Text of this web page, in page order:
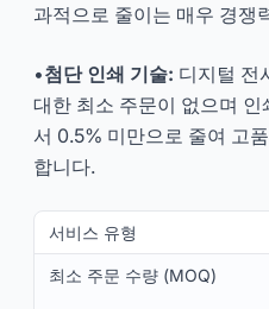
과적으로 줄이는 매우 경쟁
•첨단 인쇄 기술: 디지털 전
대한 최소 주문이 없으며
서 0.5% 미만으로 줄여 고
합니다.
서비스 유형
최소 주문 수량 (MOQ)